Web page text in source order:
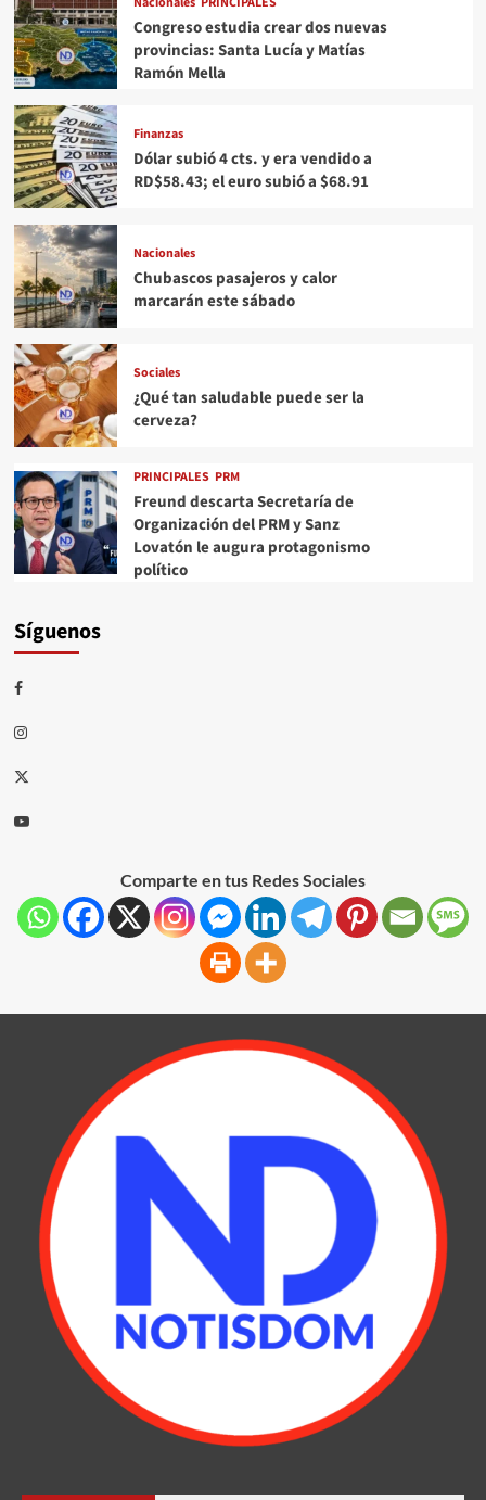
Congreso estudia crear dos nuevas
provincias: Santa Lucía y Matías
Ramón Mella
Finanzas
Dólar subió 4 cts. y era vendido a
RD$58.43; el euro subió a $68.91
Nacionales
Chubascos pasajeros y calor
marcarán este sábado
Sociales
¿Qué tan saludable puede ser la
cerveza?
PRINCIPALES PRM
Freund descarta Secretaría de
Organización del PRM y Sanz
Lovatón le augura protagonismo
político
Síguenos
Comparte en tus Redes Sociales